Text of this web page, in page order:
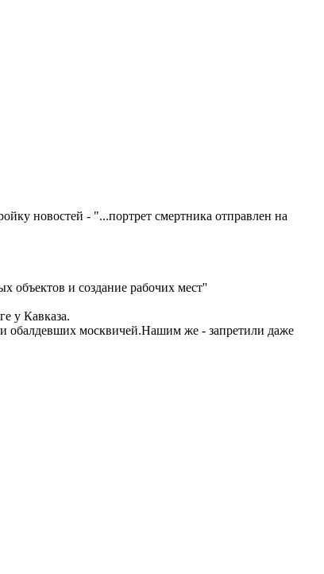
новостей - "...портрет смертника отправлен на
объектов и создание рабочих мест''
у Кавказа.
обалдевших москвичей.Нашим же - запретили даже